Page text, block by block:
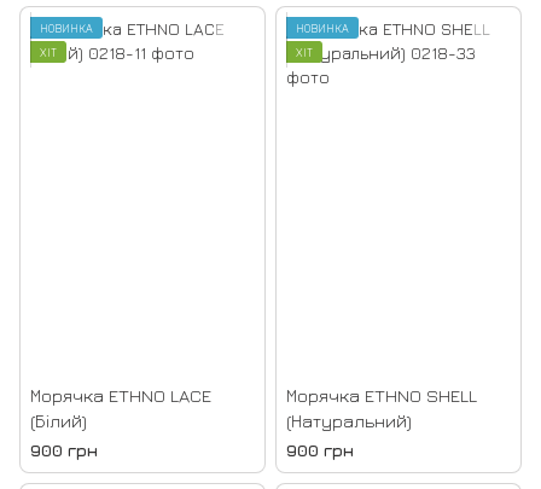
НОВИНКА
ХІТ
Морячка ETHNO LACE
(Білий)
900 грн
НОВИНКА
ХІТ
Морячка ETHNO SHELL
(Натуральний)
900 грн